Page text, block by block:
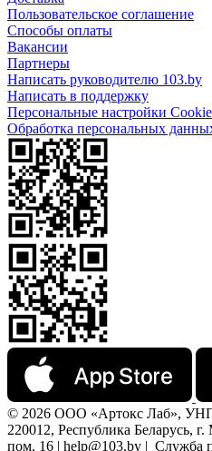
Пользовательское соглашение
Способы оплаты
Вакансии
Партнеры
Написать руководителю 103.by
Написать в поддержку
Персональные настройки Cookie
Обработка персональных
© 2026 ООО «Артокс Лаб», УНП
220012, Республика Беларусь,
пом. 16 | help@103.by | Служба